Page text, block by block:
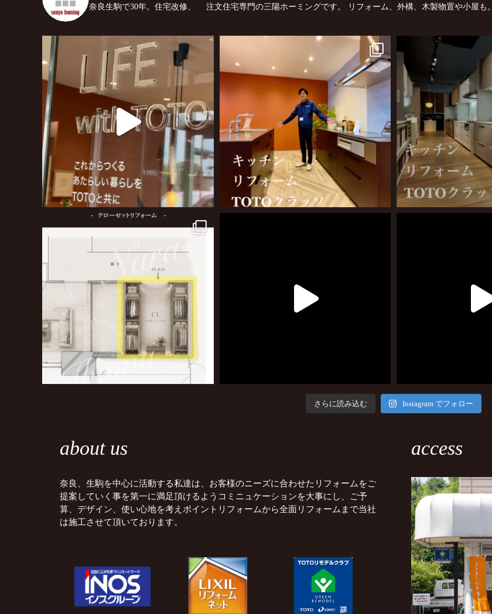
奈良生駒で30年。住宅改修、 注文住宅専門の三陽ホーミングです。 リフォーム、外構、木製物置や小屋も。
さらに読み込む Instagram でフォロー
about us
奈良、生駒を中心に活動する私達は、お客様のニーズに合わせたリフォームをご
提案していく事を第一に満足頂けるようコミニュケーションを大事にし、ご予
算、デザイン、使い心地を考えポイントリフォームから全面リフォームまで当社
は施工させて頂いております。
access